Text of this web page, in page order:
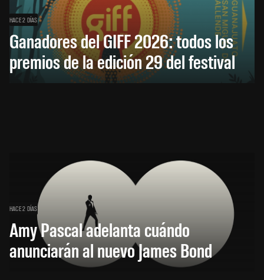
HACE 2 DÍAS
Ganadores del GIFF 2026: todos los
premios de la edición 29 del festival
HACE 2 DÍAS
Amy Pascal adelanta cuándo
anunciarán al nuevo James Bond